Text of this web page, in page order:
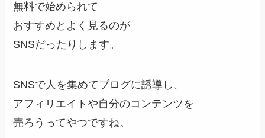
無料で始められて
おすすめとよく見るのが
SNSだったりします。
SNSで人を集めてブログに誘導し、
アフィリエイトや自分のコンテンツを
売ろうってやつですね。